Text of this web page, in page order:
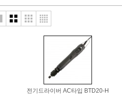
전기드라이버 AC타입 BTD20-H